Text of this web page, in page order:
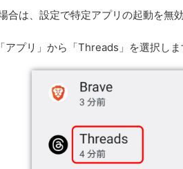
合は、設定で特定アプリの起動を無
アプリ」から「Threads」を選択しま